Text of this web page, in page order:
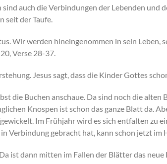
auch die Verbindungen der Lebenden und
seit der Taufe.
Wir werden hineingenommen in sein Leben,
Verse 28-37.
Jesus sagt, dass die Kinder Gottes
die Buchen anschaue. Da sind noch die
Knospen ist schon das ganze Blatt da.
Im Frühjahr wird es sich entfalten zu
Verbindung gebracht hat, kann schon jetzt im
Da ist dann mitten im Fallen der Blätter das neue